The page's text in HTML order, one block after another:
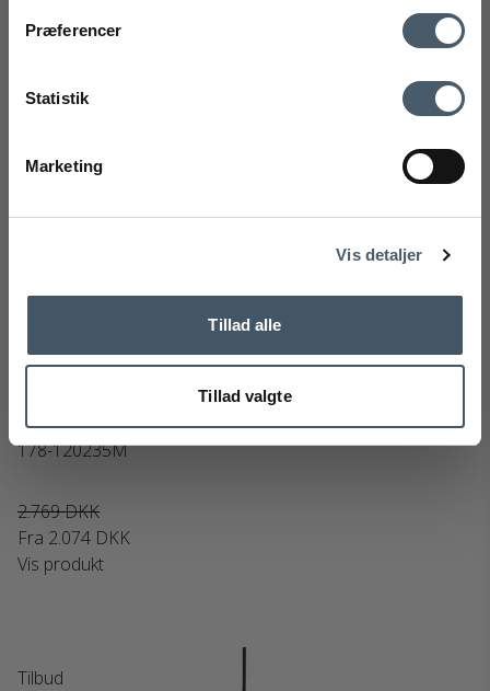
Præferencer
Statistik
Marketing
Vis detaljer
Tillad alle
Tillad valgte
Woud
178-120235M
2.769 DKK
Fra 2.074 DKK
Vis produkt
Tilbud
markedsføring med gode tilbud og inspiration. Du kan altid trække dit
samtykke tilbage. Med dit samtykke accepterer du desuden vores